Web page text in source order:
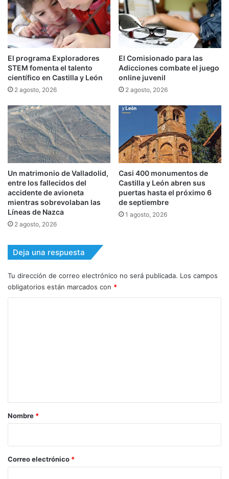
El programa Exploradores
STEM fomenta el talento
científico en Castilla y León
2 agosto, 2026
El Comisionado para las
Adicciones combate el juego
online juvenil
2 agosto, 2026
Un matrimonio de Valladolid,
entre los fallecidos del
accidente de avioneta
mientras sobrevolaban las
Líneas de Nazca
2 agosto, 2026
Casi 400 monumentos de
Castilla y León abren sus
puertas hasta el próximo 6
de septiembre
1 agosto, 2026
Deja una respuesta
Tu dirección de correo electrónico no será publicada. Los campos
obligatorios están marcados con *
r
*
Nombre *
Correo electrónico *